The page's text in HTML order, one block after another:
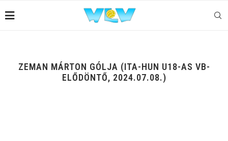
ZEMAN MÁRTON GÓLJA (ITA-HUN U18-AS VB-
ELŐDÖNTŐ, 2024.07.08.)